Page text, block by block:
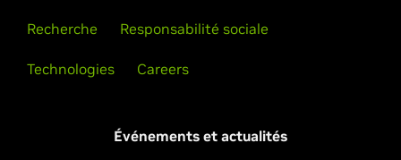
Recherche Responsabilité sociale
Technologies Careers
Événements et actualités